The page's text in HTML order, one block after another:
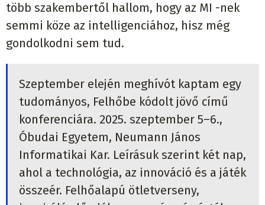
több szakembertől hallom, hogy az MI -nek
semmi köze az intelligenciához, hisz még
gondolkodni sem tud.
Szeptember elején meghívót kaptam egy
tudományos, Felhőbe kódolt jövő című
konferenciára. 2025. szeptember 5–6.,
Óbudai Egyetem, Neumann János
Informatikai Kar. Leírásuk szerint két nap,
ahol a technológia, az innováció és a játék
összeér. Felhőalapú ötletverseny,